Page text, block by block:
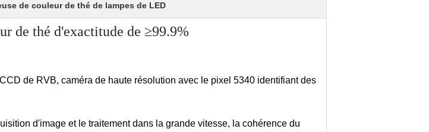
de couleur de thé de lampes de LED
de thé d'exactitude de ≥99.9%
de RVB, caméra de haute résolution avec le pixel 5340 identifiant des
d'image et le traitement dans la grande vitesse, la cohérence du